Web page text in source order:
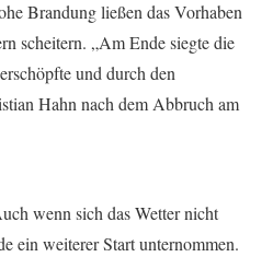
Brandung ließen das Vorhaben
scheitern. „Am Ende siegte die
und durch den
Hahn nach dem Abbruch am
wenn sich das Wetter nicht
ein weiterer Start unternommen.